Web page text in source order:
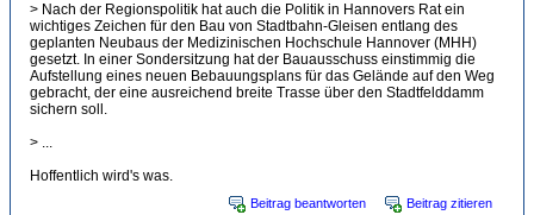
> Nach der Regionspolitik hat auch die Politik in Hannovers Rat ein
wichtiges Zeichen für den Bau von Stadtbahn-Gleisen entlang des
geplanten Neubaus der Medizinischen Hochschule Hannover (MHH)
gesetzt. In einer Sondersitzung hat der Bauausschuss einstimmig die
Aufstellung eines neuen Bebauungsplans für das Gelände auf den Weg
gebracht, der eine ausreichend breite Trasse über den Stadtfelddamm
sichern soll.
> ...
Hoffentlich wird's was.
Beitrag beantworten Beitrag zitieren